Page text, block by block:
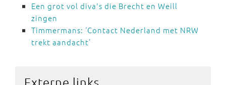
Een grot vol diva's die Brecht en Weill
zingen
Timmermans: ‘Contact Nederland met NRW
trekt aandacht’